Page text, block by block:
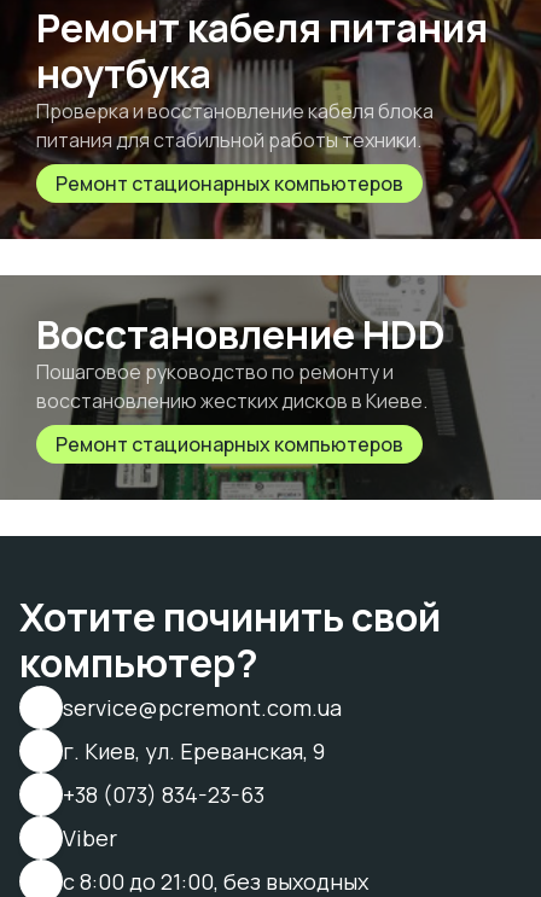
Ремонт кабеля питания
ноутбука
Проверка и восстановление кабеля блока
питания для стабильной работы техники.
Ремонт стационарных компьютеров
Восстановление HDD
Пошаговое руководство по ремонту и
восстановлению жестких дисков в Киеве.
Ремонт стационарных компьютеров
Хотите починить свой
компьютер?
service@pcremont.com.ua
г. Киев, ул. Ереванская, 9
+38 (073) 834-23-63
Viber
с 8:00 до 21:00, без выходных